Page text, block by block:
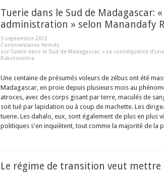
Tuerie dans le Sud de Madagascar:
administration » selon Manandafy
5 septembre 2012
Commentaires fermés
sur Tuerie dans le Sud de Madagascar: « La conséquence
Rakotonirina
Une centaine de présumés voleurs de zébus ont été
Madagascar, en proie depuis plusieurs mois au
atroces, avec des corps gisant par terre, maculés de
soit tué par lapidation ou à coup de machette. Les
tuerie. Les dahalo, eux, sont également de plus en plus
politiques s'en inquiètent, tout comme la majorité de la
Le régime de transition veut